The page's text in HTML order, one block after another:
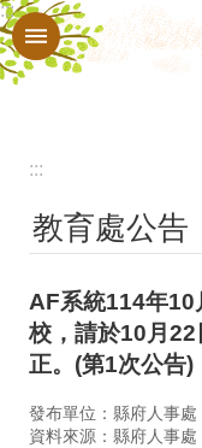
跳到主要內容區塊
進
認
校
行
處
:::
:::
教育處公告
AF系統114年10
校，請於10月
正。(第1次公告)
發布單位：縣府人事處
資料來源：縣府人事處